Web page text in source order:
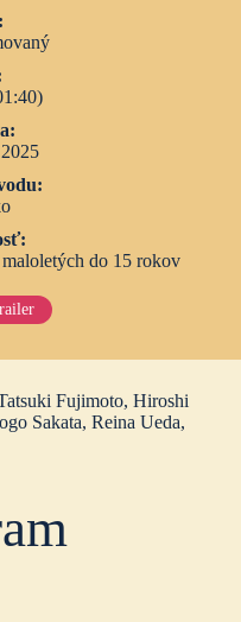
do 15 rokov
Fujimoto, Hiroshi
Sakata, Reina Ueda,